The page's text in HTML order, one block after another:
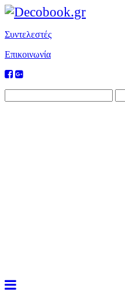
Συντελεστές
Επικοινωνία